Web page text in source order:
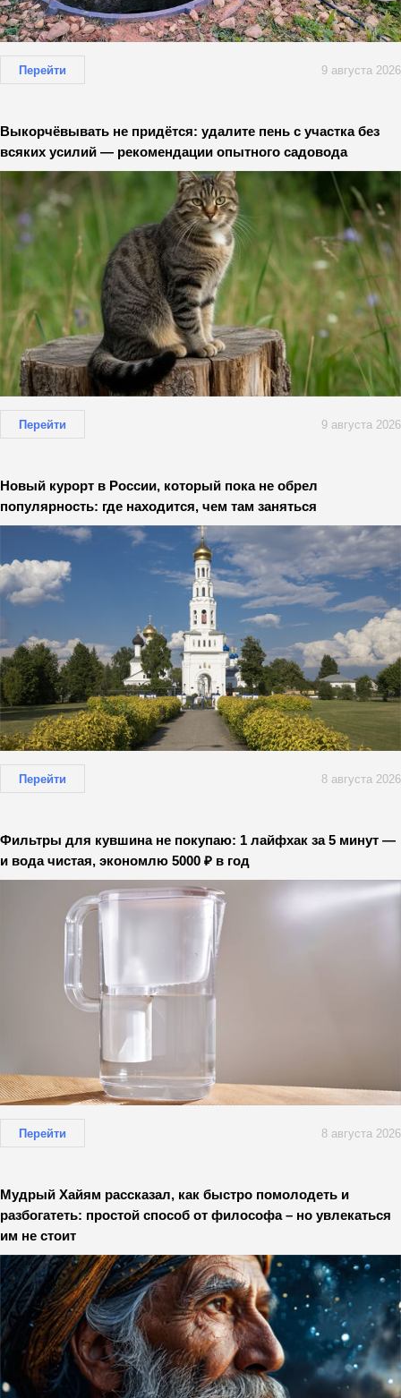
Перейти 9 августа 2026
Выкорчёвывать не придётся: удалите пень с участка без
всяких усилий — рекомендации опытного садовода
Перейти 9 августа 2026
Новый курорт в России, который пока не обрел
популярность: где находится, чем там заняться
Перейти 8 августа 2026
Фильтры для кувшина не покупаю: 1 лайфхак за 5 минут —
и вода чистая, экономлю 5000 ₽ в год
Перейти 8 августа 2026
Мудрый Хайям рассказал, как быстро помолодеть и
разбогатеть: простой способ от философа – но увлекаться
им не стоит